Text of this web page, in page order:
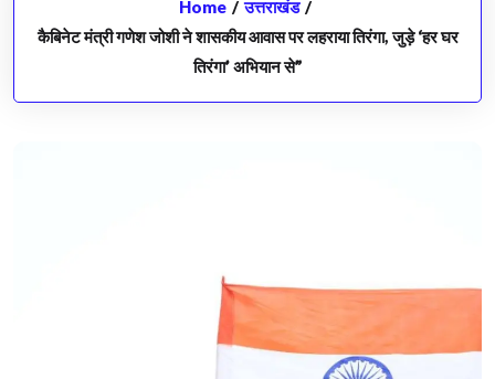
Home / उत्तराखंड /
कैबिनेट मंत्री गणेश जोशी ने शासकीय आवास पर लहराया तिरंगा, जुड़े ‘हर घर
तिरंगा’ अभियान से”